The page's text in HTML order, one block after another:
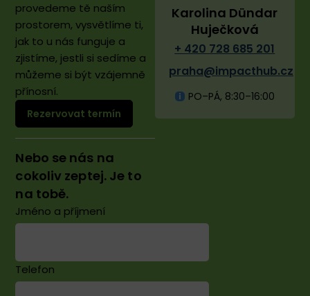
provedeme tě naším
prostorem, vysvětlíme ti,
jak to u nás funguje a
zjistíme, jestli si sedíme a
můžeme si být vzájemně
přínosní. ​
Rezervovat termín
Nebo se nás na
cokoliv zeptej. Je to
na tobě.
Jméno a příjmení
Telefon
Karolina Dündar
Huječková
+ 420 728 685 201
praha@impacthub.cz
PO–PÁ, 8:30–16:00